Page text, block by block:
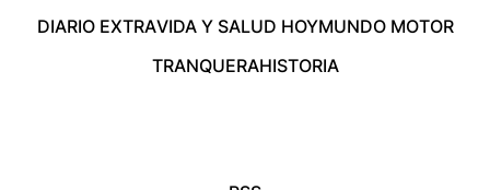
DIARIO EXTRAVIDA Y SALUD HOYMUNDO MOTOR
TRANQUERAHISTORIA